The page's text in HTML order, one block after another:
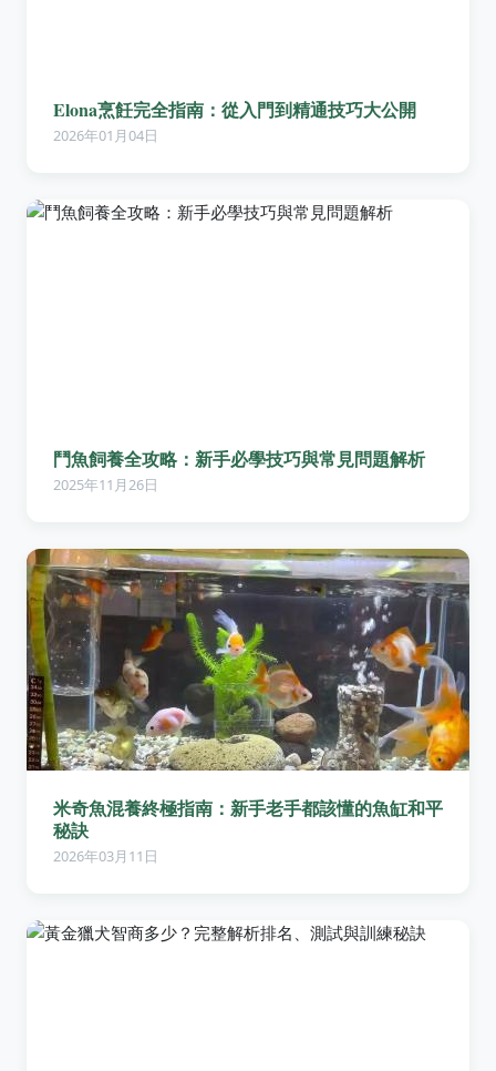
Elona烹飪完全指南：從入門到精通技巧大公開
2026年01月04日
鬥魚飼養全攻略：新手必學技巧與常見問題解析
2025年11月26日
米奇魚混養終極指南：新手老手都該懂的魚缸和平
秘訣
2026年03月11日